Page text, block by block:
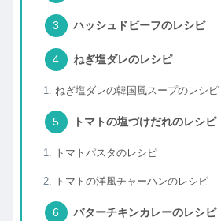
ハッシュドビーフのレシピ
ねぎ塩ダレのレシピ
ねぎ塩ダレの韓国風スープのレシピ
トマトの塩づけだれのレシピ
トマトパスタのレシピ
トマトの洋風チャーハンのレシピ
バターチキンカレーのレシピ